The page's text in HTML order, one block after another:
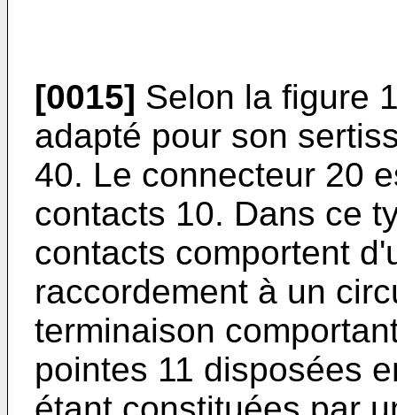
[0015] Selon la figure
adapté pour son
40. Le connecteur 20
contacts 10. Dans ce
contacts comportent
raccordement à un
terminaison
pointes 11 disposées